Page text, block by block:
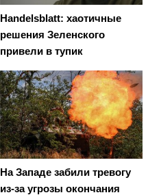
Handelsblatt: хаотичные
решения Зеленского
привели в тупик
На Западе забили тревогу
из-за угрозы окончания